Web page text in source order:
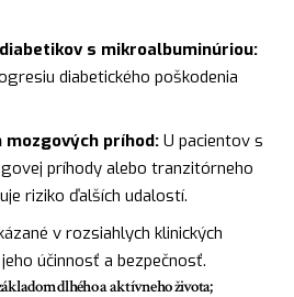
s mikroalbuminúriou:
diabetického poškodenia
mozgových príhod: U pacientov s
príhody alebo tranzitórneho
riziko ďalších udalostí.
v rozsiahlych klinických
účinnosť a bezpečnosť.
dlhého a aktívneho života;